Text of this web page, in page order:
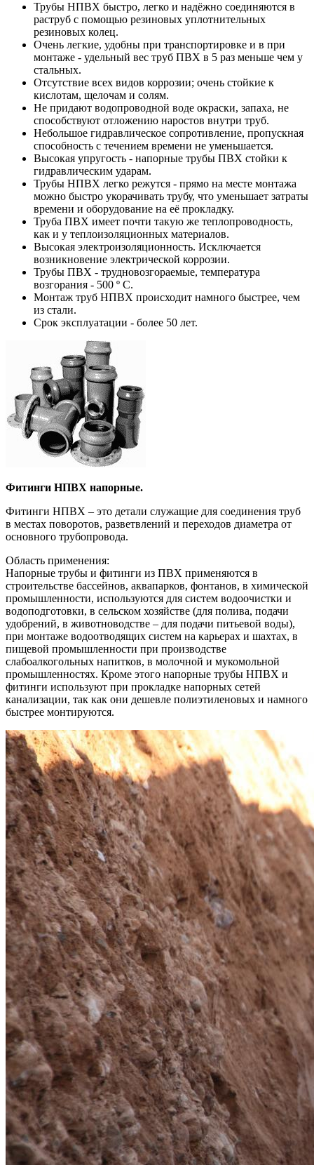
Трубы НПВХ быстро, легко и надёжно соединяются в
раструб с помощью резиновых уплотнительных
резиновых колец.
Очень легкие, удобны при транспортировке и в при
монтаже - удельный вес труб ПВХ в 5 раз меньше чем у
стальных.
Отсутствие всех видов коррозии; очень стойкие к
кислотам, щелочам и солям.
Не придают водопроводной воде окраски, запаха, не
способствуют отложению наростов внутри труб.
Небольшое гидравлическое сопротивление, пропускная
способность с течением времени не уменьшается.
Высокая упругость - напорные трубы ПВХ стойки к
гидравлическим ударам.
Трубы НПВХ легко режутся - прямо на месте монтажа
можно быстро укорачивать трубу, что уменьшает затраты
времени и оборудование на её прокладку.
Труба ПВХ имеет почти такую же теплопроводность,
как и у теплоизоляционных материалов.
Высокая электроизоляционность. Исключается
возникновение электрической коррозии.
Трубы ПВХ - трудновозгораемые, температура
возгорания - 500 º С.
Монтаж труб НПВХ происходит намного быстрее, чем
из стали.
Срок эксплуатации - более 50 лет.
Фитинги НПВХ напорные.
Фитинги НПВХ – это детали служащие для соединения труб
в местах поворотов, разветвлений и переходов диаметра от
основного трубопровода.
Область применения:
Напорные трубы и фитинги из ПВХ применяются в
строительстве бассейнов, аквапарков, фонтанов, в химической
промышленности, используются для систем водоочистки и
водоподготовки, в сельском хозяйстве (для полива, подачи
удобрений, в животноводстве – для подачи питьевой воды),
при монтаже водоотводящих систем на карьерах и шахтах, в
пищевой промышленности при производстве
слабоалкогольных напитков, в молочной и мукомольной
промышленностях. Кроме этого напорные трубы НПВХ и
фитинги используют при прокладке напорных сетей
канализации, так как они дешевле полиэтиленовых и намного
быстрее монтируются.